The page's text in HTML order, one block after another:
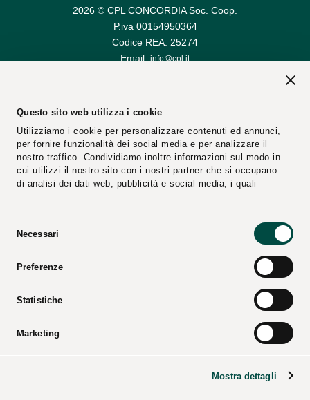
Questo sito web utilizza i cookie
Utilizziamo i cookie per personalizzare contenuti ed annunci,
per fornire funzionalità dei social media e per analizzare il
nostro traffico. Condividiamo inoltre informazioni sul modo in
cui utilizzi il nostro sito con i nostri partner che si occupano
di analisi dei dati web, pubblicità e social media, i quali
Necessari
Preferenze
Statistiche
Marketing
Mostra dettagli
2026 © CPL CONCORDIA Soc. Coop.
P.iva 00154950364
Codice REA: 25274
Email: info@cpl.it
Codice Fiscale e registro imprese di Modena – P.iva
00154950364 – Codice REA: 25274 – Codice ROC: 27937 –